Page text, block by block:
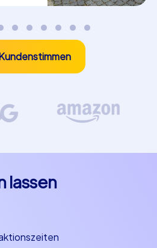
Diese Geschichten und die
das Teamgeist fördert und
erlebbar macht.
und iPad Touren
Eventkonzepte im
spielerische Aufgaben mit
sind bestens geeignet,
die Stadt zu führen, ohne
Geocaching setzt auf
und Teamwork; Teams
lassen